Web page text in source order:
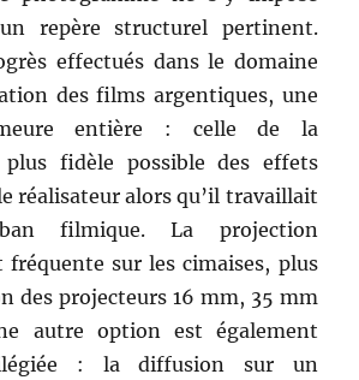
repère structurel pertinent.
effectués dans le domaine
des films argentiques, une
entière : celle de la
fidèle possible des effets
réalisateur alors qu’il travaillait
filmique. La projection
fréquente sur les cimaises, plus
des projecteurs 16 mm, 35 mm
autre option est également
: la diffusion sur un